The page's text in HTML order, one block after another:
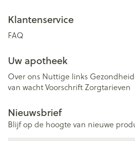
Klantenservice
FAQ
Uw apotheek
Over ons Nuttige links
van wachtVoorschriftZorgtarieven
Nieuwsbrief
Blijf op de hoogte van nieuwe